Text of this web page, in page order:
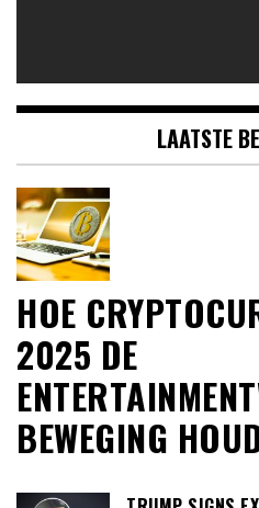
LAATSTE
HOE
2025 DE
BEWEGING